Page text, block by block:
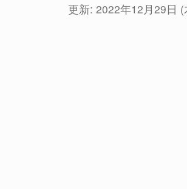
更新:2022年12月29日